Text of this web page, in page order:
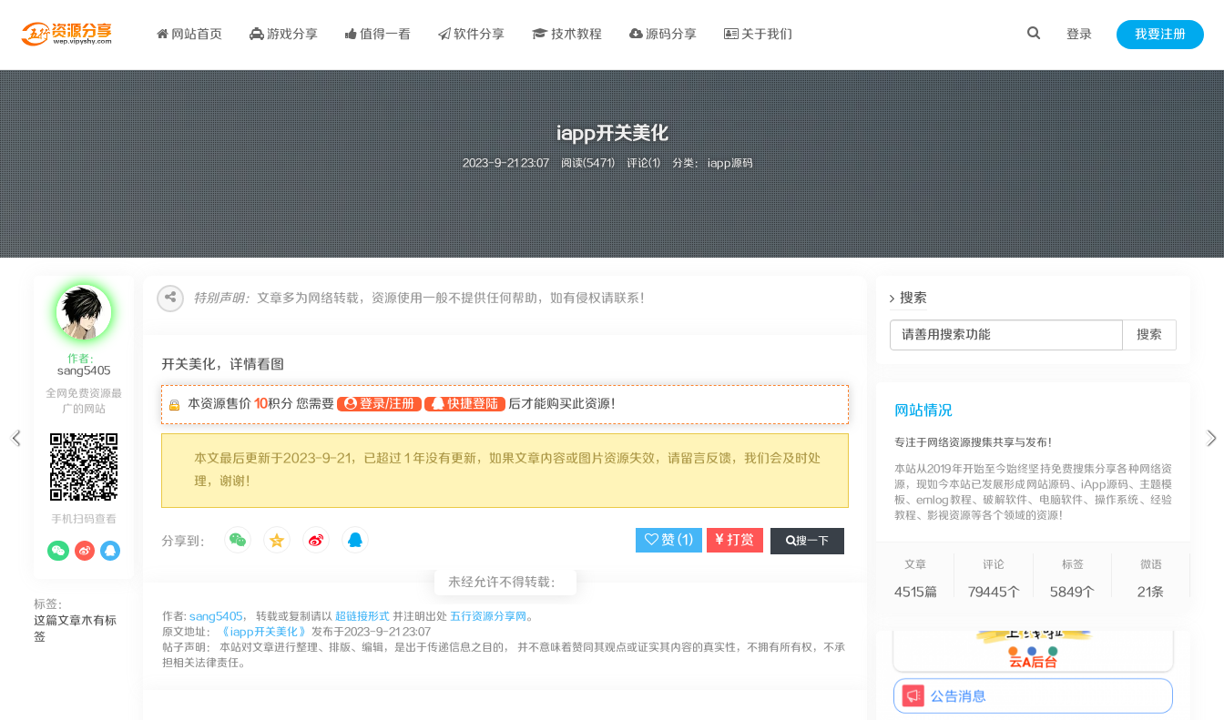
登录 我要注册
网站首页 游戏分享 值得一看 软件分享 技术教程 源码分享 关于我们
iapp开关美化
2023-9-21 23:07 阅读(5471) 评论(1) 分类：iapp源码
作者：
sang5405
全网免费资源最
广的网站
手机扫码查看
标签：
这篇文章木有标
签
特别声明： 文章多为网络转载，资源使用一般不提供任何帮助，如有侵权请联系！
开关美化，详情看图
本资源售价10积分 您需要 登录/注册 快捷登陆 后才能购买此资源！
本文最后更新于2023-9-21，已超过 1 年没有更新，如果文章内容或图片资源失效，请留言反馈，我们会及时处
理，谢谢！
分享到： 赞 (1 ) 打赏 搜一下
未经允许不得转载：
作者: sang5405， 转载或复制请以 超链接形式 并注明出处 五行资源分享网。
原文地址：
《iapp开关美化》 发布于2023-9-21 23:07
帖子声明： 本站对文章进行整理、排版、编辑，是出于传递信息之目的， 并不意味着赞同其观点或证实其内容的真实性，不拥有所有权，不承
担相关法律责任。
搜索
搜索
网站情况
专注于网络资源搜集共享与发布！
本站从2019年开始至今始终坚持免费搜集分享各种网络资
源，现如今本站已发展形成网站源码、iApp源码、主题模
板、emlog教程、破解软件、电脑软件、操作系统、经验
教程、影视资源等各个领域的资源！
文章
4515篇
评论
79445个
标签
5849个
微语
21条